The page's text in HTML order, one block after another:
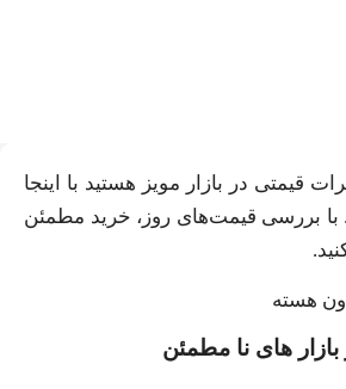
قیمتی در بازار مویز هستید با اینجا
با بررسی قیمت‌های روز، خرید مطمئن
های نا مطمئن